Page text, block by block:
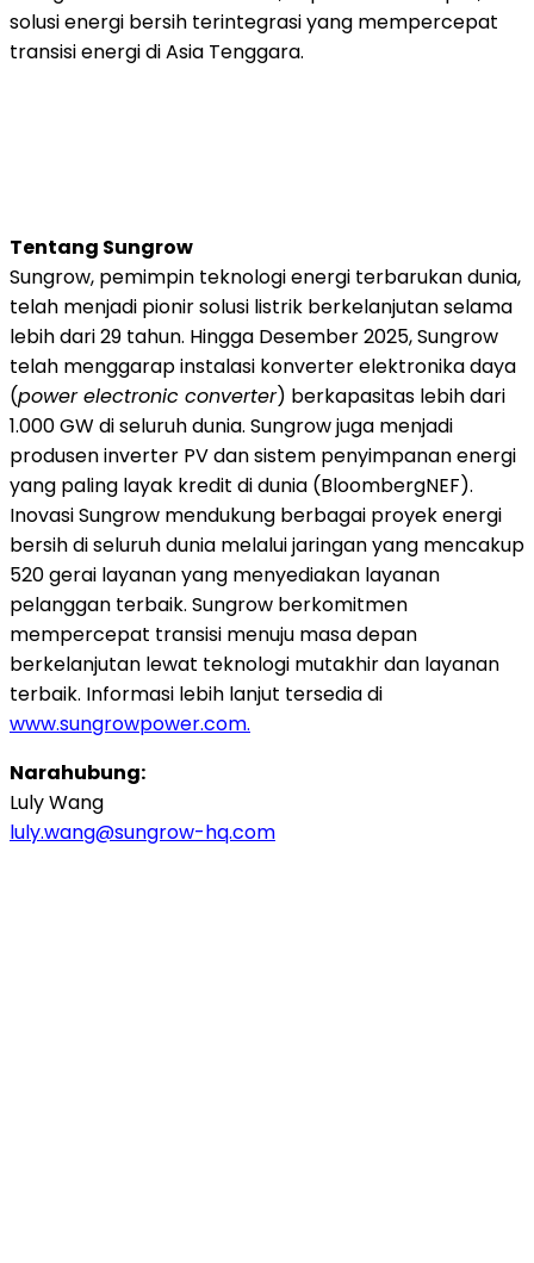
solusi energi bersih terintegrasi yang mempercepat
transisi energi di Asia Tenggara.
Tentang Sungrow
Sungrow, pemimpin teknologi energi terbarukan dunia,
telah menjadi pionir solusi listrik berkelanjutan selama
lebih dari 29 tahun. Hingga Desember 2025, Sungrow
telah menggarap instalasi konverter elektronika daya
(power electronic converter) berkapasitas lebih dari
1.000 GW di seluruh dunia. Sungrow juga menjadi
produsen inverter PV dan sistem penyimpanan energi
yang paling layak kredit di dunia (BloombergNEF).
Inovasi Sungrow mendukung berbagai proyek energi
bersih di seluruh dunia melalui jaringan yang mencakup
520 gerai layanan yang menyediakan layanan
pelanggan terbaik. Sungrow berkomitmen
mempercepat transisi menuju masa depan
berkelanjutan lewat teknologi mutakhir dan layanan
terbaik. Informasi lebih lanjut tersedia di
www.sungrowpower.com.
Narahubung:
Luly Wang
luly.wang@sungrow-hq.com